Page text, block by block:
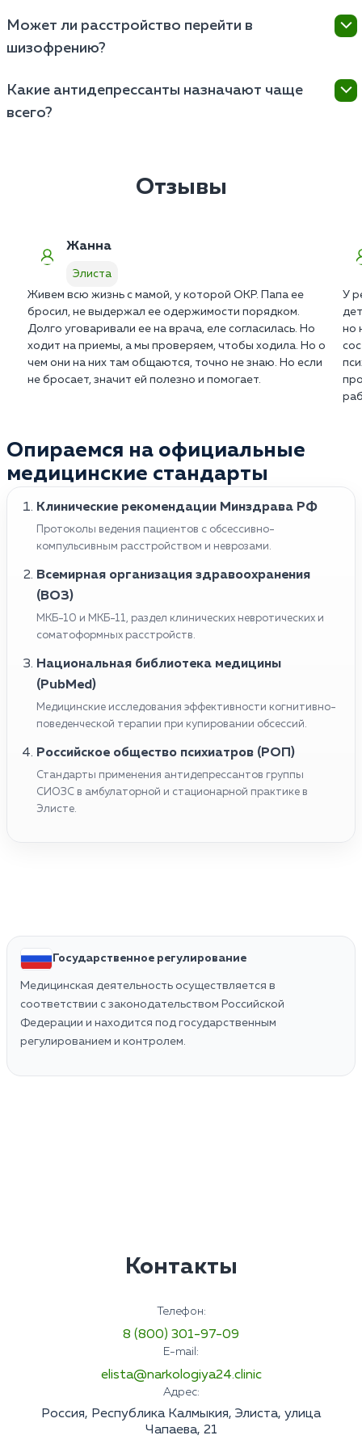
Родители обязательно обучаются техникам
поддержки ребенка дома.
полностью анонимно. Ваши данные надежно
защищены врачебной тайной и ни при каких
реестры ПНД.
Может ли расстройство перейти в
шизофрению?
абсолютно разным патогенезом. Навязчивые мысли
не являются бредом или слуховыми
Какие антидепрессанты назначают чаще
всего?
в психиатрии не существует. Критически важна
Отзывы
Жанна
Элиста
Живем всю жизнь с мамой, у которой ОКР. Папа ее
бросил, не выдержал ее одержимости порядком.
Долго уговаривали ее на врача, еле согласилась. Но
ходит на приемы, а мы проверяем, чтобы ходила. Но о
чем они на них там общаются, точно не знаю. Но если
не бросает, значит ей полезно и помогает.
У
но
Опираемся на официальные
медицинские стандарты
Клинические рекомендации Минздрава РФ
Протоколы ведения пациентов с обсессивно-
компульсивным расстройством и неврозами.
Всемирная организация здравоохранения
(ВОЗ)
МКБ-10 и МКБ-11, раздел клинических невротических и
соматоформных расстройств.
Национальная библиотека медицины
(PubMed)
Медицинские исследования эффективности когнитивно-
поведенческой терапии при купировании обсессий.
Российское общество психиатров (РОП)
Стандарты применения антидепрессантов группы
СИОЗС в амбулаторной и стационарной практике в
Элисте.
Государственное регулирование
Медицинская деятельность осуществляется в
соответствии с законодательством Российской
Федерации и находится под государственным
регулированием и контролем.
Контакты
Телефон:
8 (800) 301-97-09
E-mail:
elista@narkologiya24.clinic
Адрес:
Россия, Республика Калмыкия, Элиста, улица
Чапаева, 21